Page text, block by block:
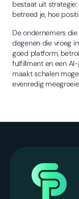
bestaat uit
betreed je, hoe
De ondernemers
degenen die vroeg
goed platform,
fulfillment en een
maakt schalen
evenredig